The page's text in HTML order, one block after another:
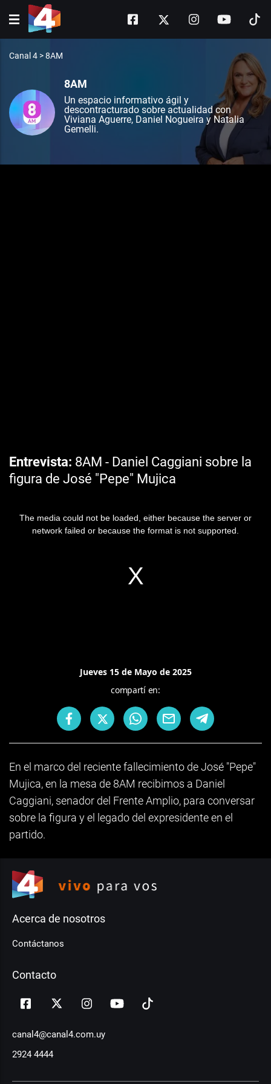
Canal 4 >8AM
8AM
Un espacio informativo ágil y
descontracturado sobre actualidad con
Viviana Aguerre, Daniel Nogueira y Natalia
Gemelli.
Entrevista 8AM - Daniel Caggiani sobre la
figura de José "Pepe" Mujica
The media could not be loaded, either because the server or
network failed or because the format is not supported.
Jueves 15 de Mayo de 2025
compartí en:
En el marco del reciente fallecimiento de José "Pepe"
Mujica, en la mesa de 8AM recibimos a Daniel
Caggiani, senador del Frente Amplio, para conversar
sobre la figura y el legado del expresidente en el
partido.
Acerca de nosotros
Contáctanos
Contacto
canal4@canal4.com.uy
2924 4444